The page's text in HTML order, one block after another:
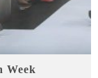
Week